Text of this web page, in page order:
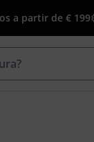
a partir de € 199